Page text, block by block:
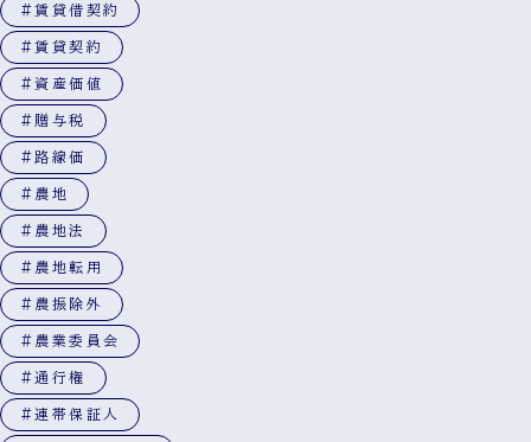
#賃貸借契約
#賃貸契約
#資産価値
#贈与税
#路線価
#農地
#農地法
#農地転用
#農振除外
#農業委員会
#通行権
#連帯保証人